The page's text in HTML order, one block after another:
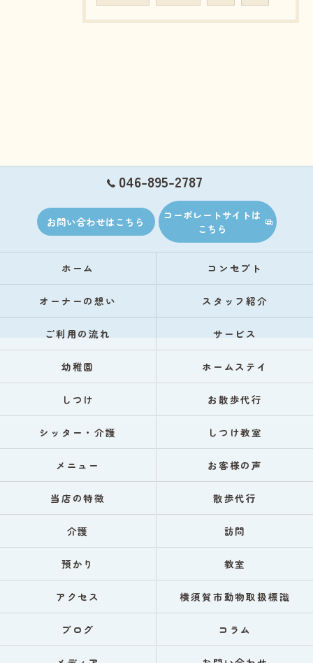
046-895-2787
お問い合わせはこちら
コーポレートサイトは
こちら
ホーム コンセプト
オーナーの想い スタッフ紹介
ご利用の流れ サービス
幼稚園 ホームステイ
しつけ お散歩代行
シッター・介護 しつけ教室
メニュー お客様の声
当店の特徴 散歩代行
介護 訪問
預かり 教室
アクセス 横須賀市動物取扱標識
ブログ コラム